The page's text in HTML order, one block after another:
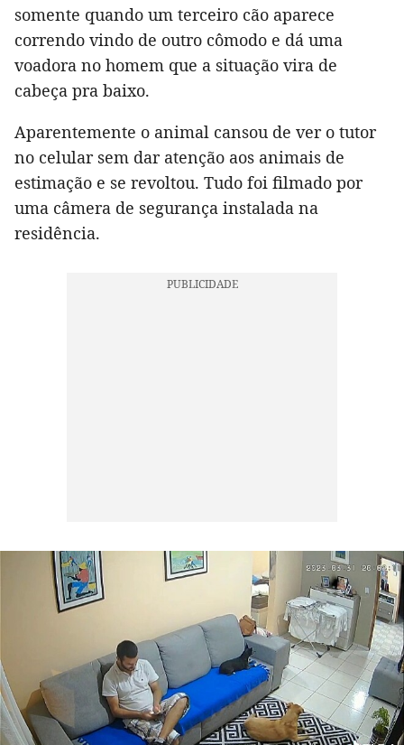
somente quando um terceiro cão aparece
correndo vindo de outro cômodo e dá uma
voadora no homem que a situação vira de
cabeça pra baixo.
Aparentemente o animal cansou de ver o tutor
no celular sem dar atenção aos animais de
estimação e se revoltou. Tudo foi filmado por
uma câmera de segurança instalada na
residência.